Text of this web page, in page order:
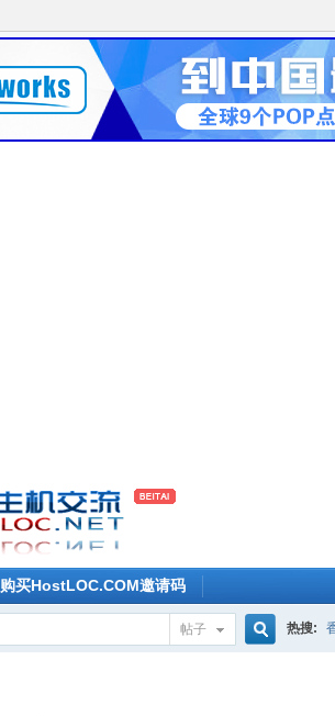
购买HostLOC.COM邀请码
帖子 热搜: